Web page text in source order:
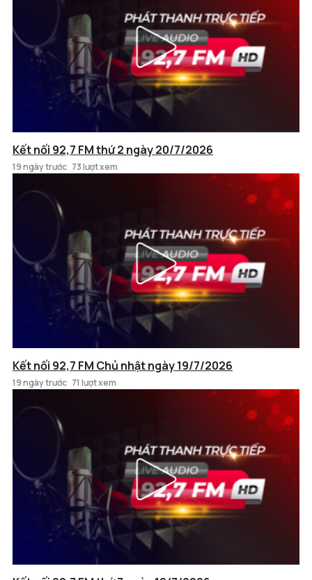
Kết nối 92,7 FM thứ 2 ngày 20/7/2026
19 ngày trước 73 lượt xem
Kết nối 92,7 FM Chủ nhật ngày 19/7/2026
19 ngày trước 71 lượt xem